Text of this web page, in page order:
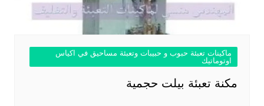
ماكينات تعبئة حبوب و حبيبات وتعبئة مساحيق في اكياس
اوتوماتيك
مكنة تعبئة بيلت حجمية